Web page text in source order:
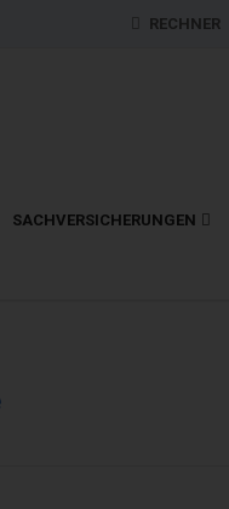
RECHNER
SACHVERSICHERUNGEN